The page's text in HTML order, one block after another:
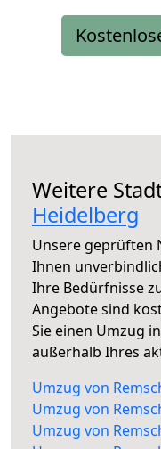
Weitere
Heidelberg
Unsere geprüften
Ihnen
Ihre Bedürfnisse
Angebote sind
Sie einen Umzug
außerhalb Ihres
Umzug von
Umzug von
Umzug von